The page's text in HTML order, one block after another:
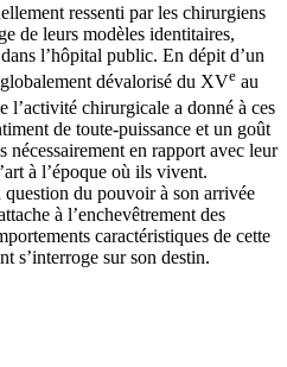
ressenti par les chirurgiens
de leurs modèles identitaires,
l’hôpital public. En dépit d’un
dévalorisé du XVe au
l’activité chirurgicale a donné à ces
de toute-puissance et un goût
nécessairement en rapport avec leur
à l’époque où ils vivent.
question du pouvoir à son arrivée
à l’enchevêtrement des
caractéristiques de cette
s’interroge sur son destin.